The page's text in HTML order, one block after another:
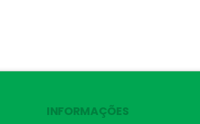
INFORMAÇÕES